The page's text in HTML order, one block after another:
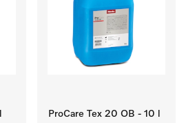
ProCare Tex 20 OB - 10 l